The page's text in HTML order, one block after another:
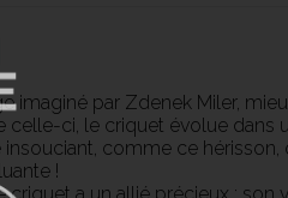
imaginé par Zdenek Miler,
celle-ci, le criquet évolue dans
comme ce hérisson,
!